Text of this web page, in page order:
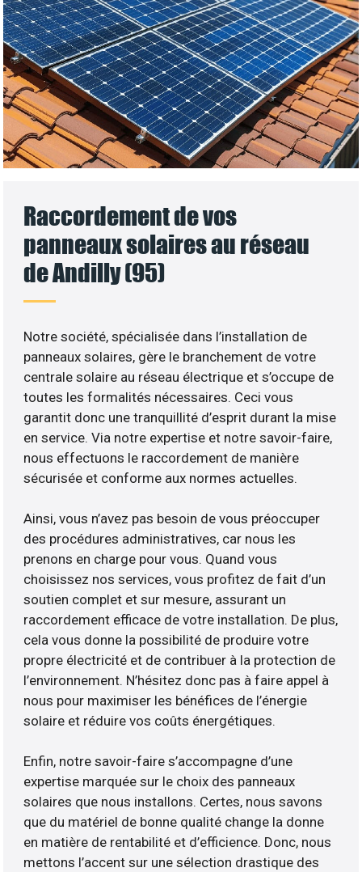
Raccordement de vos
panneaux solaires au réseau
de Andilly (95)
Notre société, spécialisée dans l’installation de
panneaux solaires, gère le branchement de votre
centrale solaire au réseau électrique et s’occupe de
toutes les formalités nécessaires. Ceci vous
garantit donc une tranquillité d’esprit durant la mise
en service. Via notre expertise et notre savoir-faire,
nous effectuons le raccordement de manière
sécurisée et conforme aux normes actuelles.
Ainsi, vous n’avez pas besoin de vous préoccuper
des procédures administratives, car nous les
prenons en charge pour vous. Quand vous
choisissez nos services, vous profitez de fait d’un
soutien complet et sur mesure, assurant un
raccordement efficace de votre installation. De plus,
cela vous donne la possibilité de produire votre
propre électricité et de contribuer à la protection de
l’environnement. N’hésitez donc pas à faire appel à
nous pour maximiser les bénéfices de l’énergie
solaire et réduire vos coûts énergétiques.
Enfin, notre savoir-faire s’accompagne d’une
expertise marquée sur le choix des panneaux
solaires que nous installons. Certes, nous savons
que du matériel de bonne qualité change la donne
en matière de rentabilité et d’efficience. Donc, nous
mettons l’accent sur une sélection drastique des